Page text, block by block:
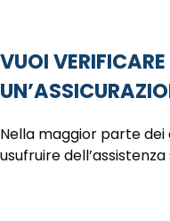
VUOI
Nella maggior parte dei
usufruire